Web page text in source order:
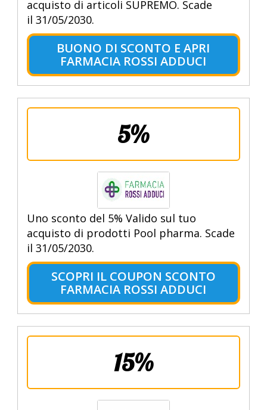
acquisto di articoli SUPREMO. Scade
il 31/05/2030.
BUONO DI SCONTO E APRI
FARMACIA ROSSI ADDUCI
5%
Uno sconto del 5% Valido sul tuo
acquisto di prodotti Pool pharma. Scade
il 31/05/2030.
SCOPRI IL COUPON SCONTO
FARMACIA ROSSI ADDUCI
15%